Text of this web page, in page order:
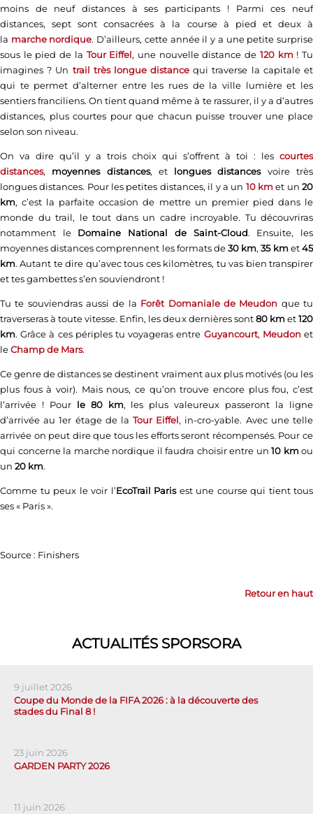
moins de neuf distances à ses participants ! Parmi ces neuf
distances, sept sont consacrées à la course à pied et deux à
la marche nordique. D’ailleurs, cette année il y a une petite surprise
sous le pied de la Tour Eiffel, une nouvelle distance de 120 km! Tu
imagines ? Un trail très longue distance qui traverse la capitale et
qui te permet d’alterner entre les rues de la ville lumière et les
sentiers franciliens. On tient quand même à te rassurer, il y a d’autres
distances, plus courtes pour que chacun puisse trouver une place
selon son niveau.
On va dire qu’il y a trois choix qui s’offrent à toi : les courtes
distances, moyennes distances, et longues distancesvoire très
longues distances. Pour les petites distances, il y a un 10 kmet un20
km, c’est la parfaite occasion de mettre un premier pied dans le
monde du trail, le tout dans un cadre incroyable. Tu découvriras
notamment le Domaine National de Saint-Cloud. Ensuite, les
moyennes distances comprennent les formats de30 km,35 kmet45
km. Autant te dire qu’avec tous ces kilomètres, tu vas bien transpirer
et tes gambettes s’en souviendront !
Tu te souviendras aussi de la Forêt Domaniale de Meudon que tu
traverseras à toute vitesse. Enfin, les deux dernières sont80 kmet120
km. Grâce à ces périples tu voyageras entre Guyancourt, Meudonet
leChamp de Mars.
Ce genre de distances se destinent vraiment aux plus motivés (ou les
plus fous à voir). Mais nous, ce qu’on trouve encore plus fou, c’est
l’arrivée ! Pour le 80 km, les plus valeureux passeront la ligne
d’arrivée au 1er étage de laTour Eiffel, in-cro-yable. Avec une telle
arrivée on peut dire que tous les efforts seront récompensés. Pour ce
qui concerne la marche nordique il faudra choisir entre un 10 kmou
un 20 km.
Comme tu peux le voir l’EcoTrail Parisest une course qui tient tous
ses « Paris ».
Source : Finishers
Retour en haut
ACTUALITÉS SPORSORA
9 juillet 2026
Coupe du Monde de la FIFA 2026 : à la découverte des
stades du Final 8 !
23 juin 2026
GARDEN PARTY 2026
11 juin 2026